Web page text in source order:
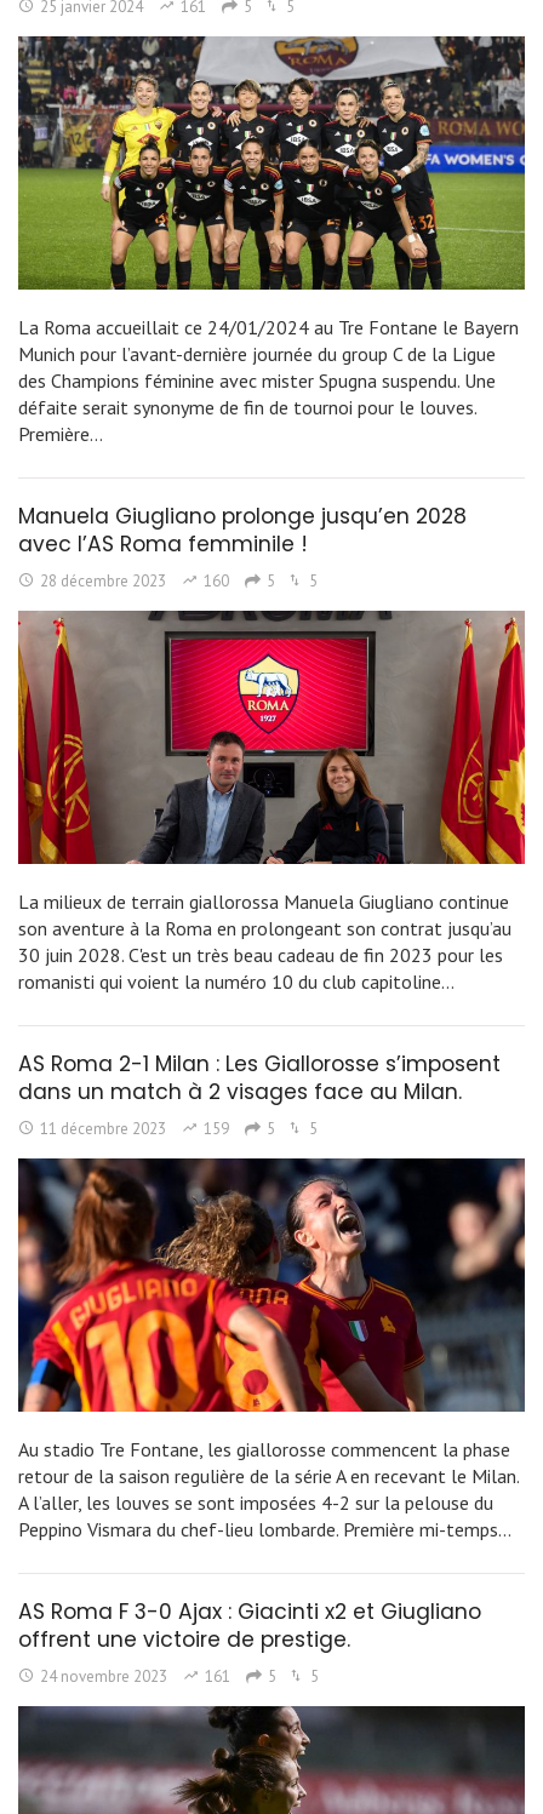
25 janvier 2024 161 5 5
La Roma accueillait ce 24/01/2024 au Tre Fontane le Bayern
Munich pour l’avant-dernière journée du group C de la Ligue
des Champions féminine avec mister Spugna suspendu. Une
défaite serait synonyme de fin de tournoi pour le louves.
Première…
Manuela Giugliano prolonge jusqu’en 2028
avec l’AS Roma femminile !
28 décembre 2023 160 5 5
La milieux de terrain giallorossa Manuela Giugliano continue
son aventure à la Roma en prolongeant son contrat jusqu’au
30 juin 2028. C'est un très beau cadeau de fin 2023 pour les
romanisti qui voient la numéro 10 du club capitoline…
AS Roma 2-1 Milan : Les Giallorosse s’imposent
dans un match à 2 visages face au Milan.
11 décembre 2023 159 5 5
Au stadio Tre Fontane, les giallorosse commencent la phase
retour de la saison regulière de la série A en recevant le Milan.
A l’aller, les louves se sont imposées 4-2 sur la pelouse du
Peppino Vismara du chef-lieu lombarde. Première mi-temps…
AS Roma F 3-0 Ajax : Giacinti x2 et Giugliano
offrent une victoire de prestige.
24 novembre 2023 161 5 5